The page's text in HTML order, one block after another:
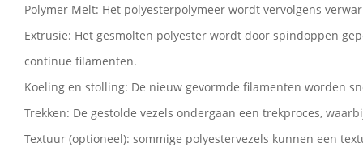
Polymer Melt: Het polyesterpolymeer wordt vervolgens
Extrusie: Het gesmolten polyester wordt door spindoppen
continue filamenten.
Koeling en stolling: De nieuw gevormde filamenten worden
Trekken: De gestolde vezels ondergaan een trekproces,
Textuur (optioneel): sommige polyestervezels kunnen een